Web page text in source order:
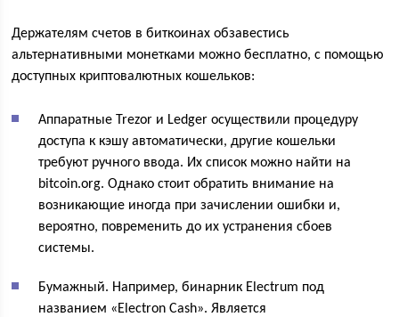
Держателям счетов в биткоинах обзавестись
альтернативными монетками можно бесплатно, с помощью
доступных криптовалютных кошельков:
Аппаратные Trezor и Ledger осуществили процедуру
доступа к кэшу автоматически, другие кошельки
требуют ручного ввода. Их список можно найти на
bitcoin.org. Однако стоит обратить внимание на
возникающие иногда при зачислении ошибки и,
вероятно, повременить до их устранения сбоев
системы.
Бумажный. Например, бинарник Electrum под
названием «Electron Cash». Является